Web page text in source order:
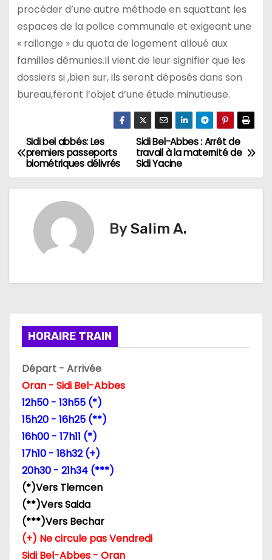
procéder d’une autre méthode en squattant les
espaces de la police communale et exigeant une
« rallonge » du quota de logement alloué aux
familles démunies.Il vient de leur signifier que les
dossiers si ,bien sur, ils seront déposés dans son
bureau,feront l’objet d’une étude minutieuse.
N
a
o
n
d
e
a
r
Sidi Bel-Abbes : Arrêt de
travail à la maternité de
Sidi Yacine
Sidi bel abbés: Les
premiers passeports
biométriques délivrés
BySalim A.
HORAIRE TRAIN
Départ - Arrivée
Oran - Sidi Bel-Abbes
12h50 - 13h55 (*)
15h20 - 16h25 (**)
16h00 - 17h11 (*)
17h10 - 18h32 (+)
20h30 - 21h34 (***)
(*)Vers Tlemcen
(**)Vers Saida
(***)Vers Bechar
(+) Ne circule pas Vendredi
Sidi Bel-Abbes - Oran